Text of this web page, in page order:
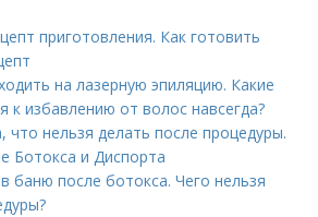
приготовления. Как готовить
на лазерную эпиляцию. Какие
к избавлению от волос навсегда?
что нельзя делать после процедуры.
Ботокса и Диспорта
баню после ботокса. Чего нельзя